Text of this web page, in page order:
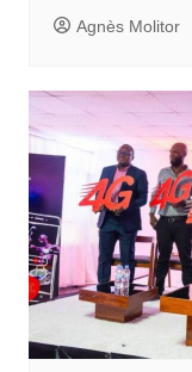
Agnès Molitor